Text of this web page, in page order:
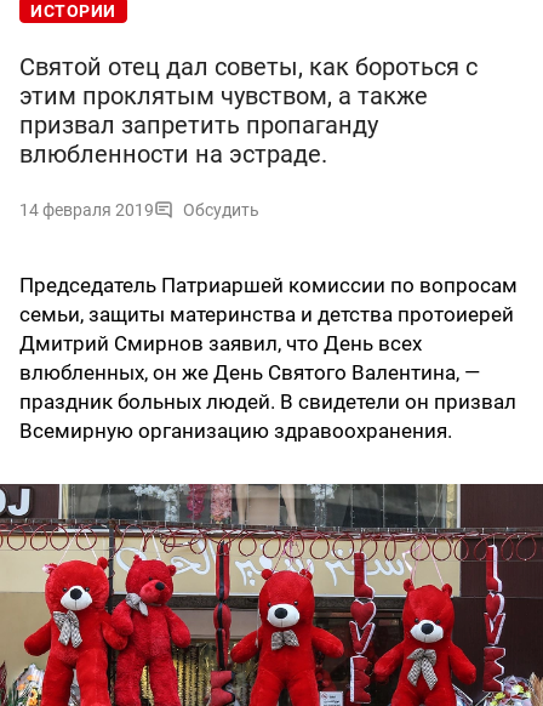
ИСТОРИИ
Святой отец дал советы, как бороться с
этим проклятым чувством, а также
призвал запретить пропаганду
влюбленности на эстраде.
14 февраля 2019 Обсудить
Председатель Патриаршей комиссии по вопросам
семьи, защиты материнства и детства протоиерей
Дмитрий Смирнов заявил, что День всех
влюбленных, он же День Святого Валентина, —
праздник больных людей. В свидетели он призвал
Всемирную организацию здравоохранения.